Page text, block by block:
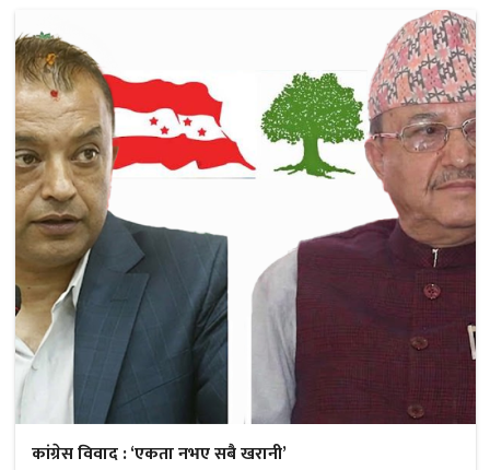
कांग्रेस विवाद : ‘एकता नभए सबै खरानी’